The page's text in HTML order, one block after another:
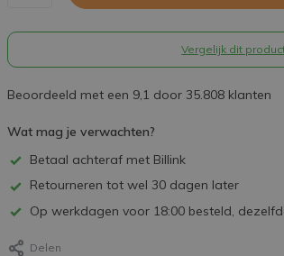
Vergelijk dit
Beoordeeld met een 9,1 door 35.808 klanten
Wat mag je verwachten?
Betaal achteraf met Billink
Retourneren tot wel 30 dagen later
Op werkdagen voor 18:00 besteld,
Delen